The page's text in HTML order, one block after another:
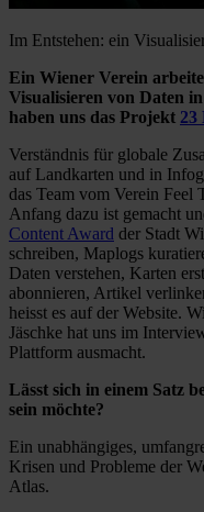
Im Entstehen: ein
Ein Wiener Verein
Visualisieren von Daten
haben uns das Projekt 23
Verständnis für globale
auf Landkarten und in
das Team vom Verein Feel
Anfang dazu ist gemacht
Content Award der Stadt
schreiben, Maplogs
Daten verstehen, Karten
abonnieren, Artikel
heisst es auf der Website.
Jäschke hat uns im
Plattform ausmacht.
Lässt sich in einem Satz
sein möchte?
Ein unabhängiges,
Krisen und Probleme der
Atlas.